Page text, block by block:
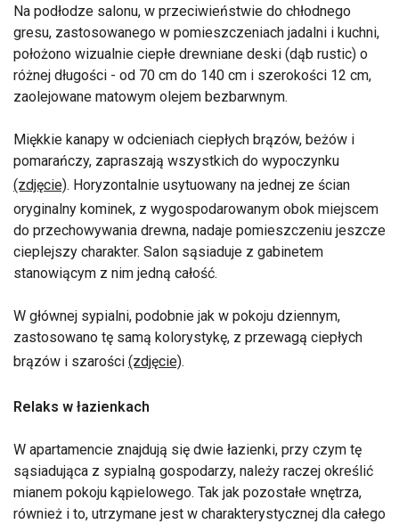
Na podłodze salonu, w przeciwieństwie do chłodnego
gresu, zastosowanego w pomieszczeniach jadalni i kuchni,
położono wizualnie ciepłe drewniane deski (dąb rustic) o
różnej długości - od 70 cm do 140 cm i szerokości 12 cm,
zaolejowane matowym olejem bezbarwnym.
Miękkie kanapy w odcieniach ciepłych brązów, beżów i
pomarańczy, zapraszają wszystkich do wypoczynku
(zdjęcie). Horyzontalnie usytuowany na jednej ze ścian
oryginalny kominek, z wygospodarowanym obok miejscem
do przechowywania drewna, nadaje pomieszczeniu jeszcze
cieplejszy charakter. Salon sąsiaduje z gabinetem
stanowiącym z nim jedną całość.
W głównej sypialni, podobnie jak w pokoju dziennym,
zastosowano tę samą kolorystykę, z przewagą ciepłych
brązów i szarości (zdjęcie).
Relaks w łazienkach
W apartamencie znajdują się dwie łazienki, przy czym tę
sąsiadująca z sypialną gospodarzy, należy raczej określić
mianem pokoju kąpielowego. Tak jak pozostałe wnętrza,
również i to, utrzymane jest w charakterystycznej dla całego